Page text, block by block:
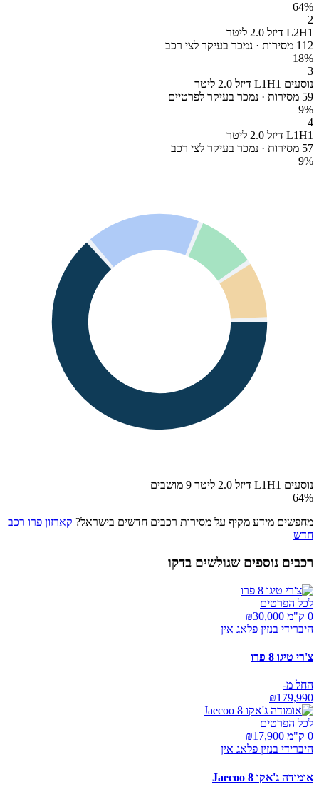
64%
2
L2H1 דיזל 2.0 ליטר
112 מסירות · נמכר בעיקר לצי רכב
18%
3
נוסעים L1H1 דיזל 2.0 ליטר
59 מסירות · נמכר בעיקר לפרטיים
9%
4
L1H1 דיזל 2.0 ליטר
57 מסירות · נמכר בעיקר לצי רכב
9%
נוסעים L1H1 דיזל 2.0 ליטר 9 מושבים
64%
מחפשים מידע מקיף על מסירות רכבים חדשים בישראל? קארזון פרו רכב
חדש
רכבים נוספים שגולשים בדקו
לכל הפרטים
0 ק"מ ₪
30,000
היברידי בנזין פלאג אין
צ'רי טיגו 8 פרו
החל מ-
₪179,990
לכל הפרטים
0 ק"מ ₪
17,900
היברידי בנזין פלאג אין
אומודה ג'אקו Jaecoo 8